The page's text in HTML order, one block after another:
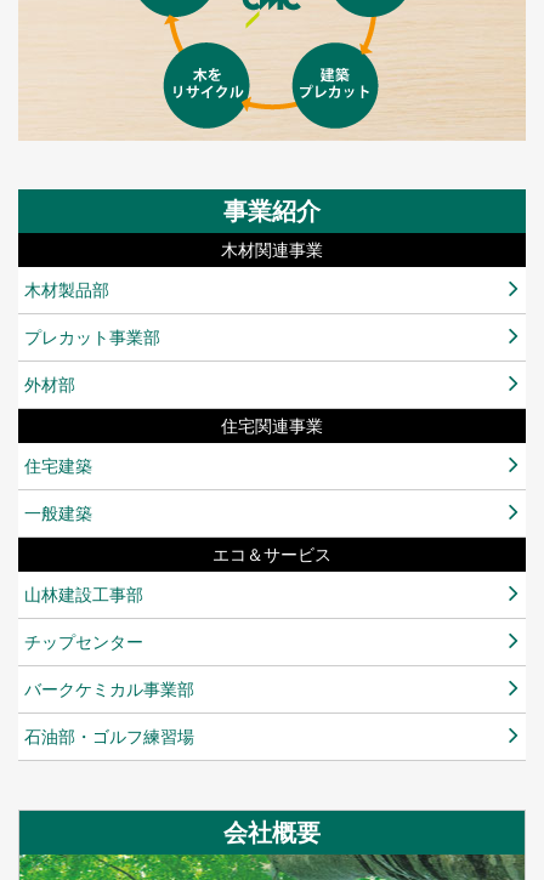
事業紹介
木材関連事業
木材製品部
プレカット事業部
外材部
住宅関連事業
住宅建築
一般建築
エコ＆サービス
山林建設工事部
チップセンター
バークケミカル事業部
石油部・ゴルフ練習場
会社概要